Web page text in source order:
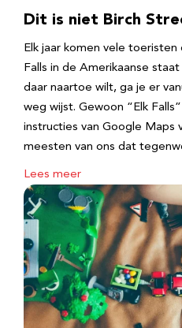
Dit is niet Birch
Elk jaar komen vele
Falls in de Amerikaanse
daar naartoe wilt, ga je er
weg wijst. Gewoon “Elk
instructies van Google Maps
meesten van ons dat
Lees meer